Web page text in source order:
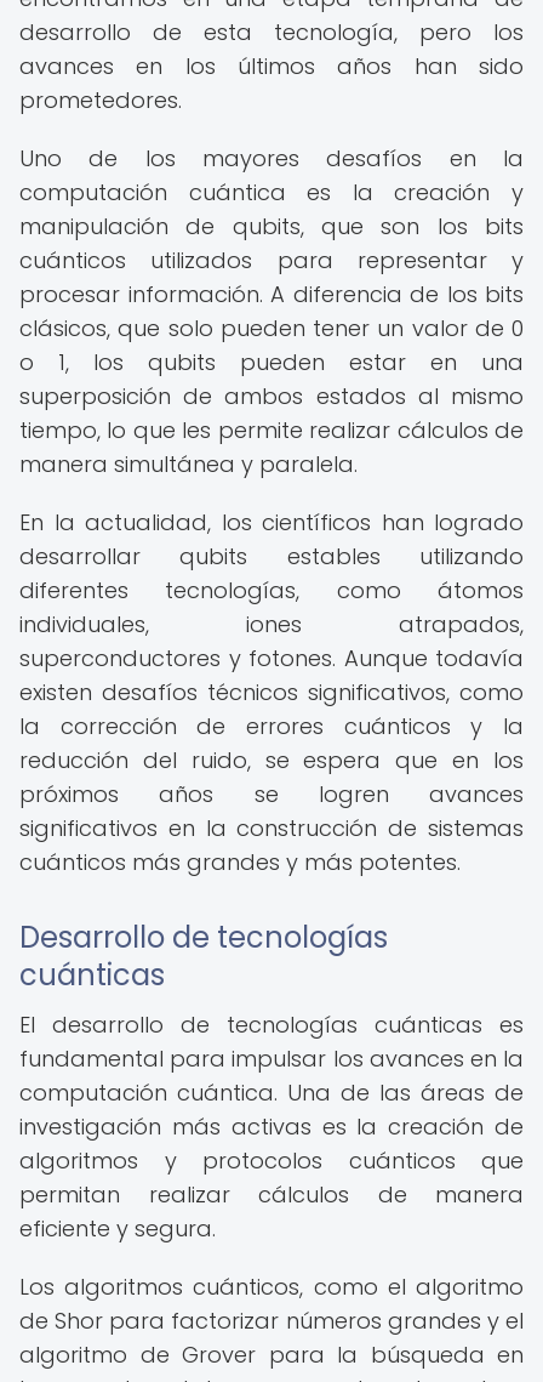
desarrollo de esta tecnología, pero los
avances en los últimos años han sido
prometedores.
Uno de los mayores desafíos en la
computación cuántica es la creación y
manipulación de qubits, que son los bits
cuánticos utilizados para representar y
procesar información. A diferencia de los bits
clásicos, que solo pueden tener un valor de 0
o 1, los qubits pueden estar en una
superposición de ambos estados al mismo
tiempo, lo que les permite realizar cálculos de
manera simultánea y paralela.
En la actualidad, los científicos han logrado
desarrollar qubits estables utilizando
diferentes tecnologías, como átomos
individuales, iones atrapados,
superconductores y fotones. Aunque todavía
existen desafíos técnicos significativos, como
la corrección de errores cuánticos y la
reducción del ruido, se espera que en los
próximos años se logren avances
significativos en la construcción de sistemas
cuánticos más grandes y más potentes.
Desarrollo de tecnologías
cuánticas
El desarrollo de tecnologías cuánticas es
fundamental para impulsar los avances en la
computación cuántica. Una de las áreas de
investigación más activas es la creación de
algoritmos y protocolos cuánticos que
permitan realizar cálculos de manera
eficiente y segura.
Los algoritmos cuánticos, como el algoritmo
de Shor para factorizar números grandes y el
algoritmo de Grover para la búsqueda en